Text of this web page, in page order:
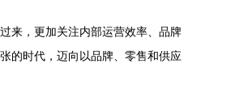
来，更加关注内部运营效率、品牌
的时代，迈向以品牌、零售和供应